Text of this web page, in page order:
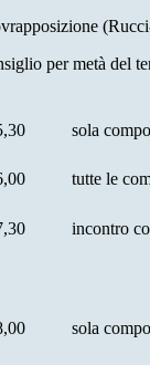
per metà del
sola
tutte le
incontro
sola